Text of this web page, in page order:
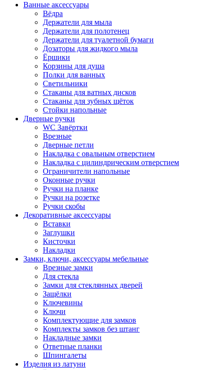
Ванные аксессуары
Вёдра
Держатели для мыла
Держатели для полотенец
Держатели для туалетной бумаги
Дозаторы для жидкого мыла
Ёршики
Корзины для душа
Полки для ванных
Светильники
Стаканы для ватных дисков
Стаканы для зубных щёток
Стойки напольные
Дверные ручки
WC Завёртки
Врезные
Дверные петли
Накладка с овальным отверстием
Накладка с цилиндрическим отверстием
Ограничители напольные
Оконные ручки
Ручки на планке
Ручки на розетке
Ручки скобы
Декоративные аксессуары
Вставки
Заглушки
Кисточки
Накладки
Замки, ключи, аксессуары мебельные
Врезные замки
Для стекла
Замки для стеклянных дверей
Защёлки
Ключевины
Ключи
Комплектующие для замков
Комплекты замков без штанг
Накладные замки
Ответные планки
Шпингалеты
Изделия из латуни